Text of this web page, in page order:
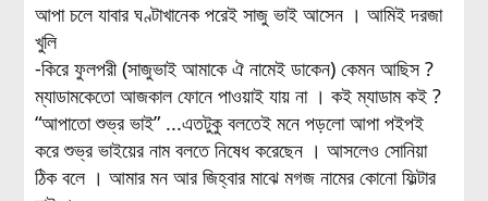
আপা চলে যাবার ঘণ্টাখানেক পরেই সাজু ভাই আসেন । আমিই দরজা
খুলি
-কিরে ফুলপরী (সাজুভাই আমাকে ঐ নামেই ডাকেন) কেমন আছিস ?
ম্যাডামকেতো আজকাল ফোনে পাওয়াই যায় না । কই ম্যাডাম কই ?
“আপাতো শুভ্র ভাই” ...এতটুকু বলতেই মনে পড়লো আপা পইপই
করে শুভ্র ভাইয়ের নাম বলতে নিষেধ করেছেন । আসলেও সোনিয়া
ঠিক বলে । আমার মন আর জিহ্বার মাঝে মগজ নামের কোনো ফিল্টার